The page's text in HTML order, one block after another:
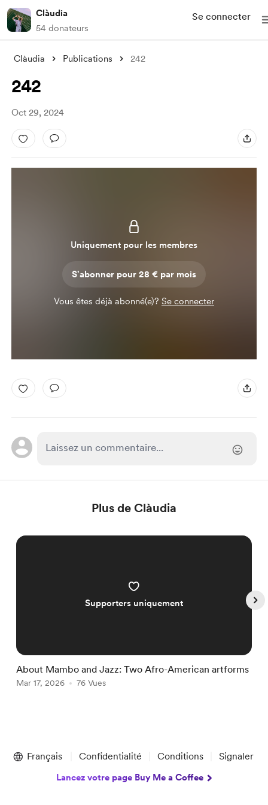
Clàudia
54 donateurs
Se connecter
Clàudia Publications 242
242
Oct 29, 2024
Uniquement pour les membres
S'abonner pour 28 € par mois
Vous êtes déjà abonné(e)? Se connecter
Plus de Clàudia
Supporters uniquement
About Mambo and Jazz: Two Afro-American artforms
Mar 17, 2026 76 Vues
of
Français Confidentialité Conditions Signaler
Lancez votre page Buy Me a Coffee